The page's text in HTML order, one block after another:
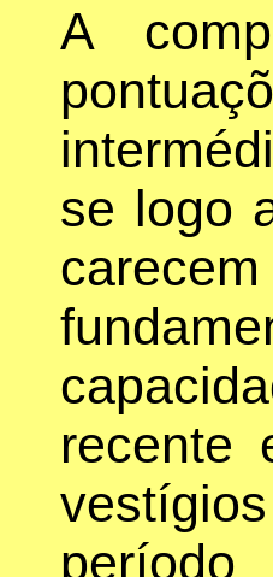
A
se logo
recente